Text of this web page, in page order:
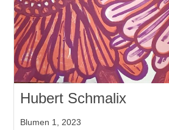
Hubert Schmalix
Blumen 1, 2023